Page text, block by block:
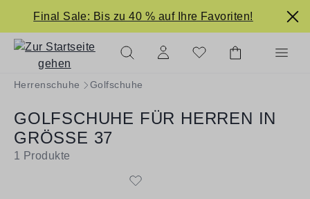
springen
Final Sale: Bis zu 40 % auf Ihre Favoriten!
Herrenschuhe Golfschuhe
GOLFSCHUHE FÜR HERREN IN
GRÖSSE 37
1 Produkte